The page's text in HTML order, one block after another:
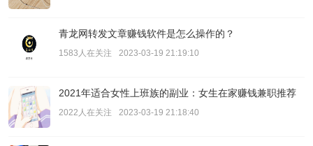
青龙网转发文章赚钱软件是怎么操作的？
1583人在关注 2023-03-19 21:19:10
2021年适合女性上班族的副业：女生在家赚钱兼职推荐
2022人在关注 2023-03-19 21:18:40